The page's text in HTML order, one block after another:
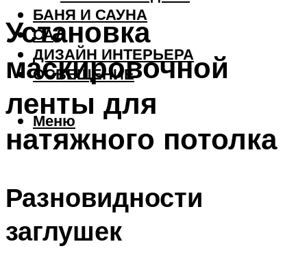
БАНЯ И САУНА
САД
ДИЗАЙН ИНТЕРЬЕРА
ОСВЕЩЕНИЕ
Меню
Установка
маскировочной
ленты для
натяжного потолка
Разновидности
заглушек